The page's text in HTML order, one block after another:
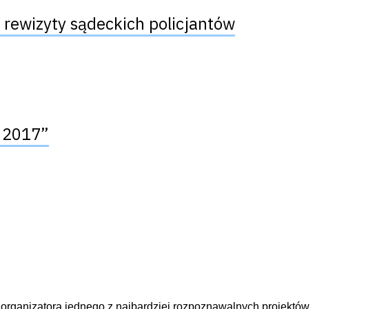
rewizyty sądeckich policjantów
jednego z najbardziej rozpoznawalnych projektów